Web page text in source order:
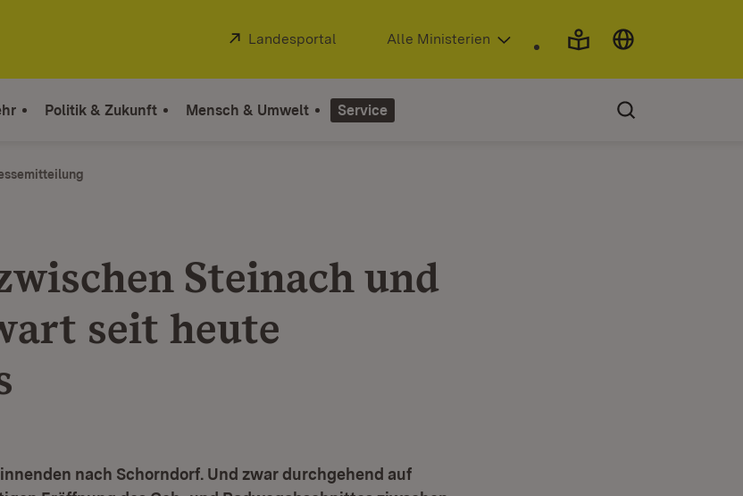
Extern:
Landesportal (Öffnet in neuem Fenster)
Alle Ministerien
Politik & Zukunft Mensch & Umwelt Service
Steinach und
seit heute
nach Schorndorf. Und zwar durchgehend auf